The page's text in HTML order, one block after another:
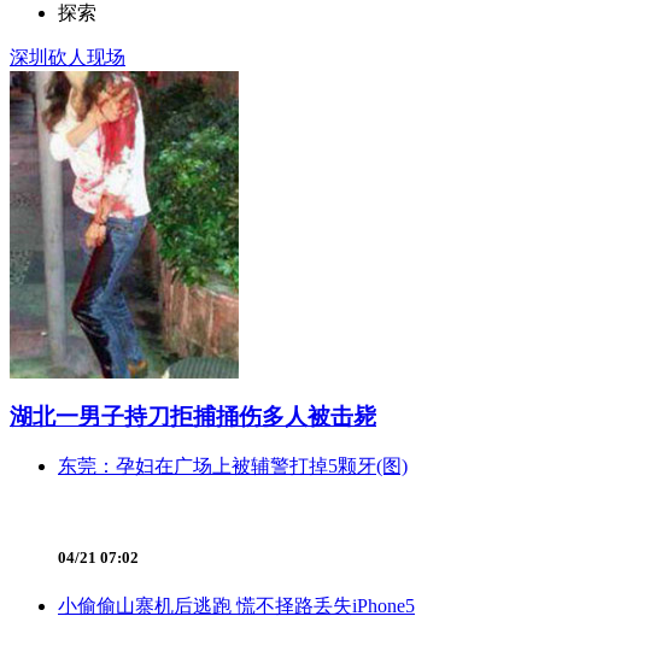
探索
深圳砍人现场
湖北一男子持刀拒捕捅伤多人被击毙
东莞：孕妇在广场上被辅警打掉5颗牙(图)
04/21 07:02
小偷偷山寨机后逃跑 慌不择路丢失iPhone5